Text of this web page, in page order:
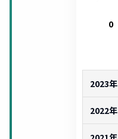
0
2023年
2022年